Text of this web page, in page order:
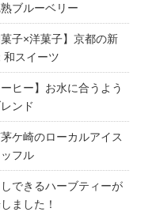
ブルーベリー
菓子×洋菓子】京都の新
和スイーツ
ーヒー】お水に合うよう
ンド
ケ崎のローカルアイス
フル
できるハーブティーが
ました！